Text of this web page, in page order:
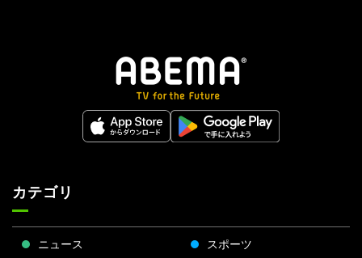
カテゴリ
ニュース スポーツ